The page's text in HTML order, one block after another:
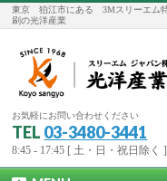
東京 狛江市にある 3Mスリーエム
刷の光洋産業
お気軽にお問い合わせください
TEL 03-3480-3441
8:45 - 17:45 [ 土・日・祝日除く ]